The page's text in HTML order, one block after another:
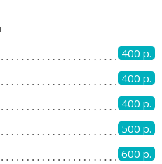
400 р.
400 р.
400 р.
500 р.
600 р.